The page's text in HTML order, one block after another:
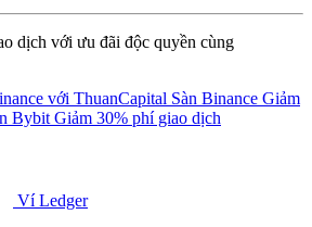
dịch với ưu đãi độc quyền cùng
Sàn Binance Giảm
Giảm 30% phí giao dịch
Ví Ledger